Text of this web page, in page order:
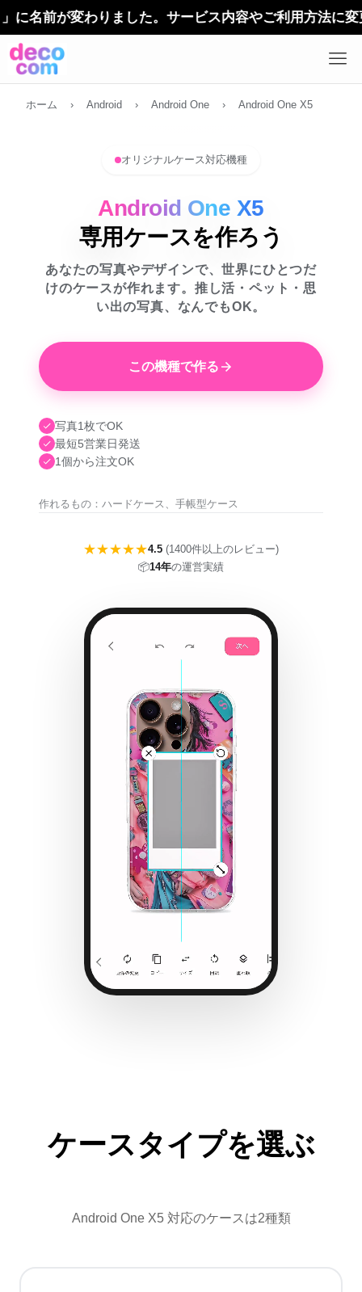
変わりました。サービス内容やご利用方法に変更はあ
ホーム › Android › Android One › Android One X5
オリジナルケース対応機種
Android One X5
専用ケースを作ろう
あなたの写真やデザインで、世界にひとつだ
けのケースが作れます。推し活・ペット・思
い出の写真、なんでもOK。
この機種で作る
写真1枚でOK
最短5営業日発送
1個から注文OK
作れるもの：ハードケース、手帳型ケース
★★★★★4.5 (1400件以上のレビュー)
📦14年の運営実績
ケースタイプを選ぶ
Android One X5 対応のケースは2種類